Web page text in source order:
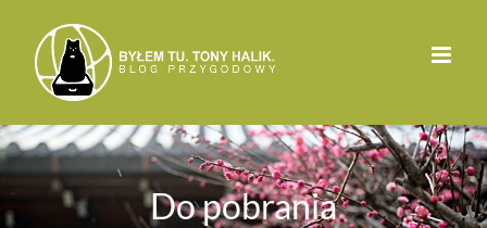
zawartości
Do pobrania